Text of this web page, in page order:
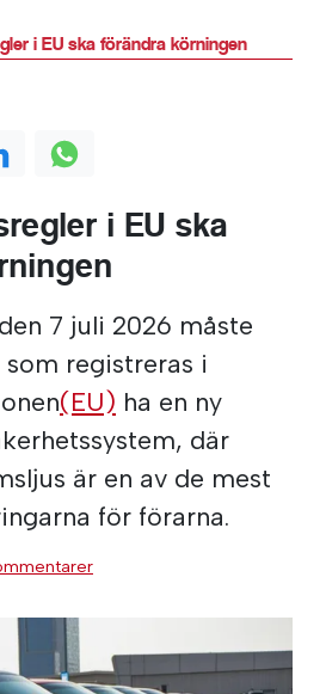
i EU ska förändra körningen
i EU ska
7 juli 2026 måste
registreras i
(EU) ha en ny
där
är en av de mest
för förarna.